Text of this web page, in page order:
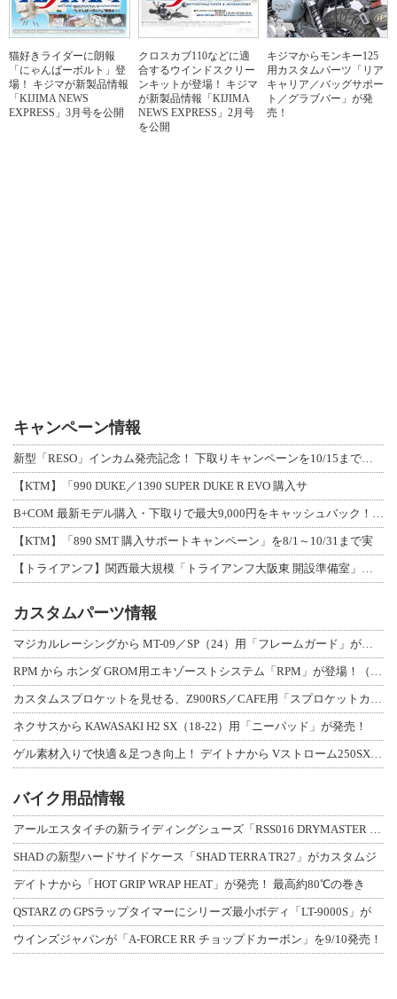
猫好きライダーに朗報
「にゃんばーボルト」登
場！ キジマが新製品情報
「KIJIMA NEWS
EXPRESS」3月号を公開
クロスカブ110などに適
合するウインドスクリー
ンキットが登場！ キジマ
が新製品情報「KIJIMA
NEWS EXPRESS」2月号
を公開
キジマからモンキー125
用カスタムパーツ「リア
キャリア／バッグサポー
ト／グラブバー」が発
売！
キャンペーン情報
【KTM】「990 DUKE／1390 SUPER DUKE R EVO 購入サ
【KTM】「890 SMT 購入サポートキャンペーン」を8/1～10/31まで実
カスタムパーツ情報
ネクサスから KAWASAKI H2 SX（18-22）用「ニーパッド」が発売！
バイク用品情報
SHAD の新型ハードサイドケース「SHAD TERRA TR27」がカスタムジ
デイトナから「HOT GRIP WRAP HEAT」が発売！ 最高約80℃の巻き
QSTARZ の GPSラップタイマーにシリーズ最小ボディ「LT-9000S」が
ウインズジャパンが「A-FORCE RR チョップドカーボン」を9/10発売！